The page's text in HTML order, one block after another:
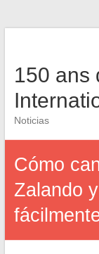
150 ans
Noticias
Cómo
Zalando